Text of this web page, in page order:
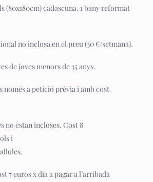
(80x180cm) cadascuna. 1 bany reformat
no inclosa en el preu (30 €/setmana).
de joves menors de 35 anys.
només a petició prèvia i amb cost
no estan incloses. Cost 8
i
7 euros x dia a pagar a l’arribada